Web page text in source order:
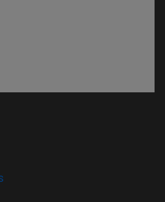
ventana)
(abre en nueva ventana)
en nueva ventana)